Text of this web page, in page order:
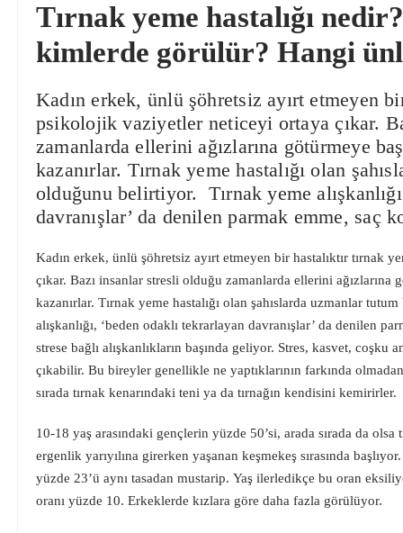
Tırnak yeme hastalığı
kimlerde görülür? Hangi
Kadın erkek, ünlü şöhretsiz ayırt etmeyen
psikolojik vaziyetler neticeyi ortaya çıkar.
zamanlarda ellerini ağızlarına götürmeye
kazanırlar. Tırnak yeme hastalığı olan
olduğunu belirtiyor. Tırnak yeme
davranışlar’ da denilen parmak emme, saç
Kadın erkek, ünlü şöhretsiz ayırt etmeyen bir hastalıktır tırnak
çıkar. Bazı insanlar stresli olduğu zamanlarda ellerini ağızlarına
kazanırlar. Tırnak yeme hastalığı olan şahıslarda uzmanlar
alışkanlığı, ‘beden odaklı tekrarlayan davranışlar’ da denilen
strese bağlı alışkanlıkların başında geliyor. Stres, kasvet, coşku
çıkabilir. Bu bireyler genellikle ne yaptıklarının farkında
sırada tırnak kenarındaki teni ya da tırnağın kendisini kemirirler.
10-18 yaş arasındaki gençlerin yüzde 50’si, arada sırada da olsa
ergenlik yarıyılına girerken yaşanan keşmekeş sırasında
yüzde 23’ü aynı tasadan mustarip. Yaş ilerledikçe bu oran
oranı yüzde 10. Erkeklerde kızlara göre daha fazla görülüyor.